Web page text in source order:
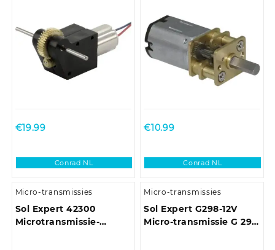
€19.99
Conrad NL
€10.99
Conrad NL
Micro-transmissies
Sol Expert 42300
Microtransmissie-
Micro-transmissies
Sol Expert G298-12V
Micro-transmissie G 298